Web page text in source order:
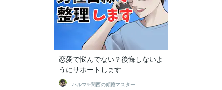
恋愛で悩んでない？後悔しないよ
うにサポートします
ハルマ✨関西の傾聴マスター